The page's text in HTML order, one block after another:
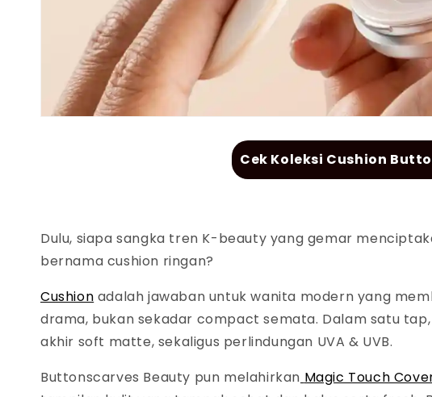
Cek Koleksi Cushion
Dulu, siapa sangka tren K-beauty yang gemar
bernama cushion ringan?
Cushion adalah jawaban untuk wanita modern yang
drama, bukan sekadar compactsemata. Dalam satu
akhir soft matte, sekaligus perlindungan UVA & UVB.
Buttonscarves Beauty pun melahirkan Magic Touch